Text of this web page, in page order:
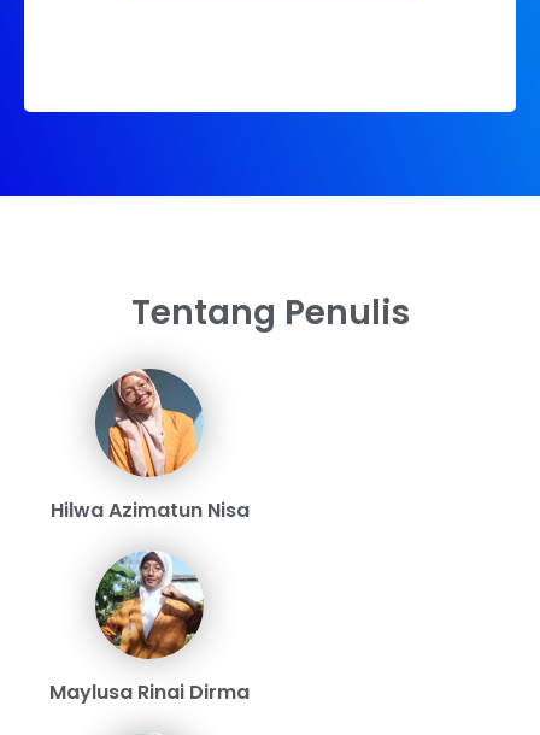
Tentang Penulis
Hilwa Azimatun Nisa
Maylusa Rinai Dirma